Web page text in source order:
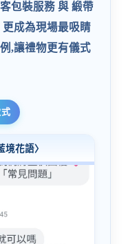
包裝服務 與 緞帶
成為現場最吸睛
,讓禮物更有儀式
花語〉